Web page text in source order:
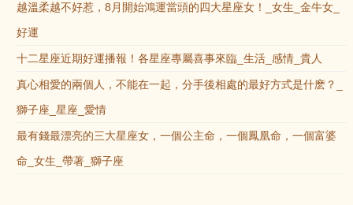
越溫柔越不好惹，8月開始鴻運當頭的四大星座女！_女生_金牛女_
好運
十二星座近期好運播報！各星座專屬喜事來臨_生活_感情_貴人
真心相愛的兩個人，不能在一起，分手後相處的最好方式是什麽？_
獅子座_星座_愛情
最有錢最漂亮的三大星座女，一個公主命，一個鳳凰命，一個富婆
命_女生_帶著_獅子座